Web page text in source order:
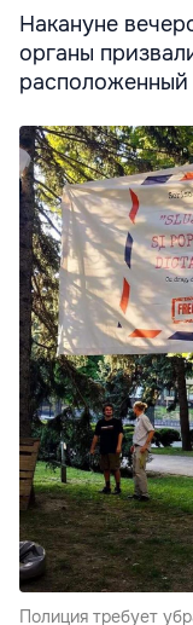
Накануне
органы
Полиция требует